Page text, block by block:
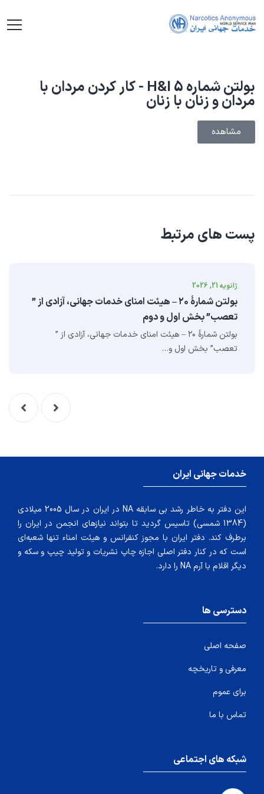
بولتن شماره 5 H&I - کار کردن مردان با
مردان و زنان با زنان
مشاهده
پست های مرتبط
ژانویه 21, 2026
بولتن شمارهٔ ۲۰ – هیئت امنای خدمات جهانی، آزادی از ”
تعصب” بخش اول و دوم
بولتن شمارهٔ ۲۰ – هیئت امنای خدمات جهانی، آزادی از ”
تعصب” بخش اول و…
خدمات جهانی ایران
این دفتر به خاطر رشد بی سابقه NA در ایران در سال 2005 میلادی
(1384 شمسی) تاسیس گردید تا بتواند نیازهای انجمن در ایران را
برطرف کند. دفتر ایران با مجوز کنفرانس و هیئت امناء تنها شعبه‌ای
است که در کنار دفتر اصلی اجازه چاپ نشریات و تولید چیپ و سکه و
دیگر اقلام با آرم NA را دارد.
دسترسی ها
صفحه اصلی
معرفی و تاریخچه
برای عموم
تماس با ما
شبکه های اجتماعی